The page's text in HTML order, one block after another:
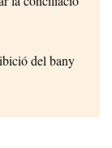
del bany